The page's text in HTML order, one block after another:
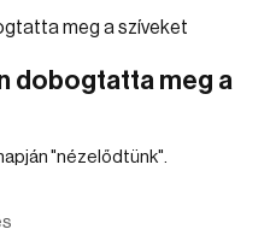
dobogtatta meg a
"nézelődtünk".